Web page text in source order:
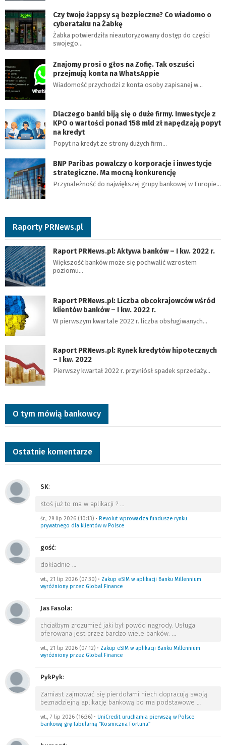
Czy twoje żappsy są bezpieczne? Co wiadomo o
cyberataku na Żabkę
Żabka potwierdziła nieautoryzowany dostęp do części
swojego…
Znajomy prosi o głos na Zofię. Tak oszuści
przejmują konta na WhatsAppie
Wiadomość przychodzi z konta osoby zapisanej w…
Dlaczego banki biją się o duże firmy. Inwestycje z
KPO o wartości ponad 158 mld zł napędzają popyt
na kredyt
Popyt na kredyt ze strony dużych firm…
BNP Paribas powalczy o korporacje i inwestycje
strategiczne. Ma mocną konkurencję
Przynależność do największej grupy bankowej w Europie…
Raporty PRNews.pl
Raport PRNews.pl: Aktywa banków – I kw. 2022 r.
Większość banków może się pochwalić wzrostem
poziomu…
Raport PRNews.pl: Liczba obcokrajowców wśród
klientów banków – I kw. 2022 r.
W pierwszym kwartale 2022 r. liczba obsługiwanych…
Raport PRNews.pl: Rynek kredytów hipotecznych
– I kw. 2022
Pierwszy kwartał 2022 r. przyniósł spadek sprzedaży…
O tym mówią bankowcy
Ostatnie komentarze
SK:
Ktoś już to ma w aplikacji ? …
śr., 29 lip 2026 (10:13) • Revolut wprowadza fundusze rynku
prywatnego dla klientów w Polsce
gość:
dokładnie …
wt., 21 lip 2026 (07:30) • Zakup eSIM w aplikacji Banku Millennium
wyróżniony przez Global Finance
Jas Fasola:
chciałbym zrozumieć jaki był powód nagrody. Usługa
oferowana jest przez bardzo wiele banków. …
wt., 21 lip 2026 (07:12) • Zakup eSIM w aplikacji Banku Millennium
wyróżniony przez Global Finance
PykPyk:
Zamiast zajmować się pierdołami niech dopracują swoją
beznadziejną aplikację bankową bo ma podstawowe …
wt., 7 lip 2026 (16:36) • UniCredit uruchamia pierwszą w Polsce
bankową grę fabularną “Kosmiczna Fortuna”